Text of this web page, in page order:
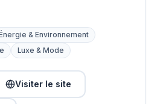
Énergie & Environnement
Luxe & Mode
Visiter le site